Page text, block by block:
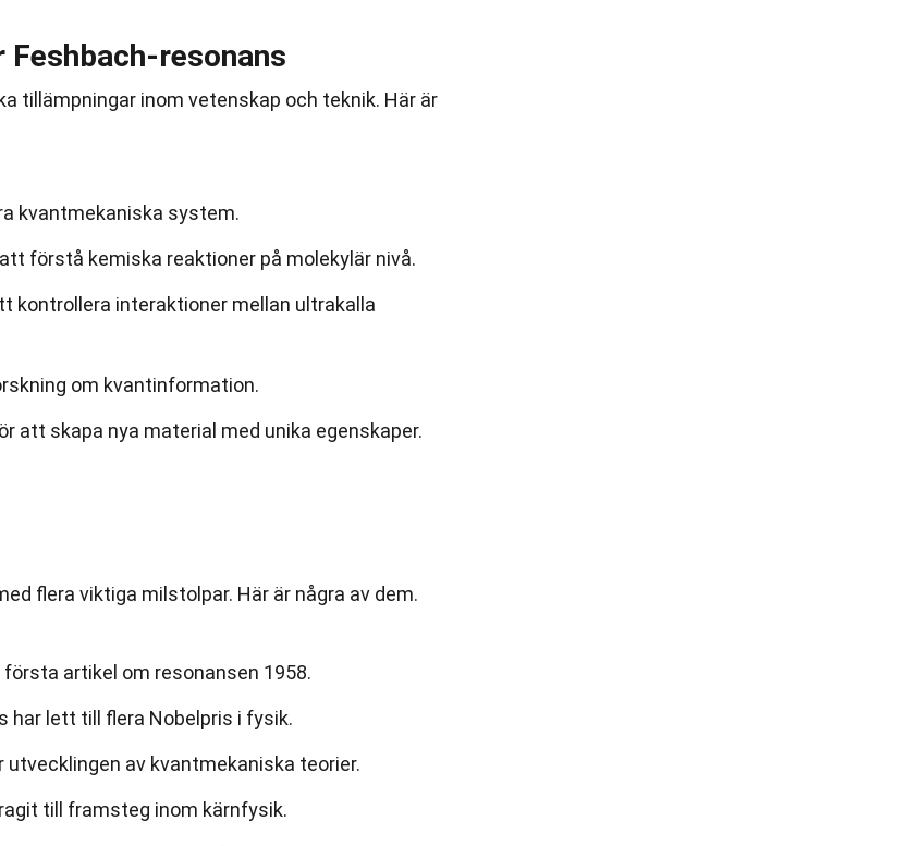
resonans
tillämpningar inom vetenskap och teknik. Här är
kvantmekaniska system.
förstå kemiska reaktioner på molekylär nivå.
kontrollera interaktioner mellan ultrakalla
om kvantinformation.
att skapa nya material med unika egenskaper.
flera viktiga milstolpar. Här är några av dem.
artikel om resonansen 1958.
har lett till flera Nobelpris i fysik.
av kvantmekaniska teorier.
till framsteg inom kärnfysik.